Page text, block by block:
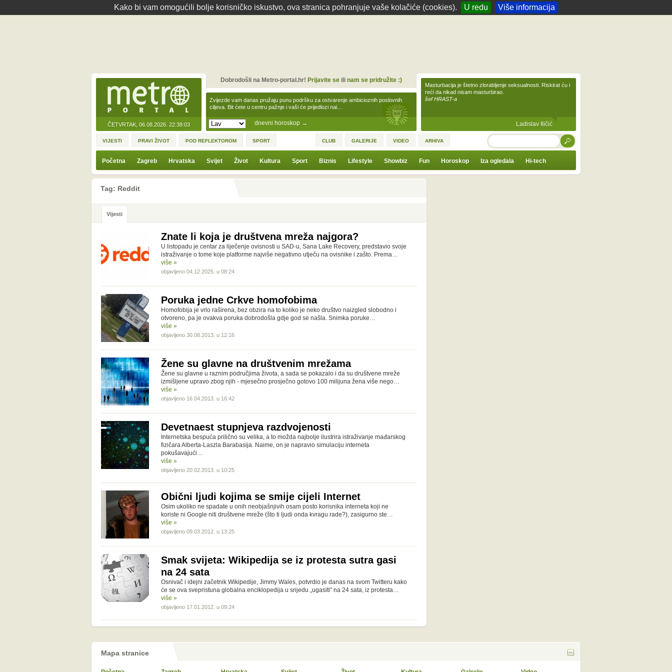
Kako bi vam omogućili bolje korisničko iskustvo, ova stranica pohranjuje vaše kolačiće (cookies). U redu Više informacija
ČETVRTAK, 06.08.2026. 22:38:03 dnevni horoskop →
Zvijezde vam danas pružaju punu podršku za ostvarenje ambicioznih poslovnih
ciljeva. Bit ćete u centru pažnje i vaši će prijedlozi nai…
Dobrodošli na Metro-portal.hr! Prijavite seili nam se pridružite :)
Masturbacija je štetno zlorabljenje seksualnosti. Riskirat ću i
reći da nikad nisam masturbirao.
šef HRAST-a
Ladislav Iličić
VIJESTI PRAVI ŽIVOT POD REFLEKTOROM SPORT CLUB GALERIJE VIDEO ARHIVA TRAŽI
Početna Zagreb Hrvatska Svijet Život Kultura Sport Biznis Lifestyle Showbiz Fun Horoskop Iza ogledala Hi-tech
Tag: Reddit
Vijesti
Znate li koja je društvena mreža najgora?
U listopadu je centar za liječenje ovisnosti u SAD-u, Sana Lake Recovery, predstavio svoje
istraživanje o tome koje platforme najviše negativno utječu na ovisnike i zašto. Prema…
više »
objavljeno 04.12.2025. u 08:24
Poruka jedne Crkve homofobima
Homofobija je vrlo raširena, bez obzira na to koliko je neko društvo naizgled slobodno i
otvoreno, pa je ovakva poruka dobrodošla gdje god se našla. Snimka poruke…
više »
objavljeno 30.08.2013. u 12:16
Žene su glavne na društvenim mrežama
Žene su glavne u raznim područjima života, a sada se pokazalo i da su društvene mreže
izmišljene upravo zbog njih - mjesečno prosječno gotovo 100 milijuna žena više nego…
više »
objavljeno 16.04.2013. u 16:42
Devetnaest stupnjeva razdvojenosti
Internetska bespuća prilično su velika, a to možda najbolje ilustrira istraživanje mađarskog
fizičara Alberta-Laszla Barabasija. Naime, on je napravio simulaciju interneta
pokušavajući…
više »
objavljeno 20.02.2013. u 10:25
Obični ljudi kojima se smije cijeli Internet
Osim ukoliko ne spadate u onih neobjašnjivih osam posto korisnika interneta koji ne
koriste ni Google niti društvene mreže (što ti ljudi onda kvragu rade?), zasigurno ste…
više »
objavljeno 09.03.2012. u 13:25
Smak svijeta: Wikipedija se iz protesta sutra gasi
na 24 sata
Osnivač i idejni začetnik Wikipedije, Jimmy Wales, potvrdio je danas na svom Twitteru kako
će se ova svepristuna globalna enciklopedija u srijedu „ugasiti" na 24 sata, iz protesta…
više »
objavljeno 17.01.2012. u 09:24
Mapa stranice